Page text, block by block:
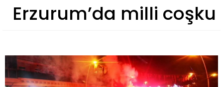
Erzurum’da milli coşku